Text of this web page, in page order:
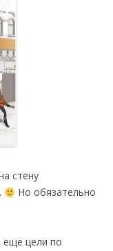
стену
Но обязательно
еще цели по